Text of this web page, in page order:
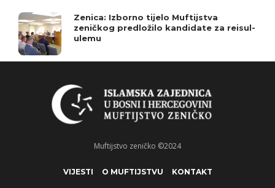
Zenica: Izborno tijelo Muftijstva
zeničkog predložilo kandidate za reisul-
ulemu
Muftijstvo zeničko ©2024
VIJESTI O MUFTIJSTVU KONTAKT